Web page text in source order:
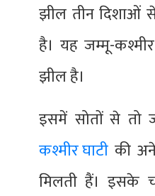
झील तीन दिशाओं
है। यह जम्मू-
झील है।
इसमें सोतों से तो
कश्मीर घाटी की
मिलती हैं। इसके